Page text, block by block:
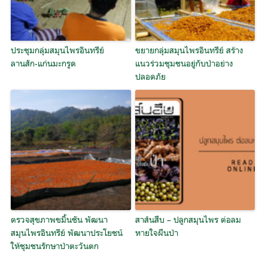
ประชุมกลุ่มสมุนไพรอินทรีย์
ลานสัก-แก่นมะกรูด
ขยายกลุ่มสมุนไพรอินทรีย์ สร้าง
แนวร่วมชุมชนอยู่กับป่าอย่าง
ปลอดภัย
ตรวจสุขภาพขมิ้นชัน พัฒนา
สมุนไพรอินทรีย์ พัฒนาประโยชน์
ให้ชุมชนรักษาป่าตะวันตก
สาส์นสืบ – ปลูกสมุนไพร ต่อลม
หายใจผืนป่า